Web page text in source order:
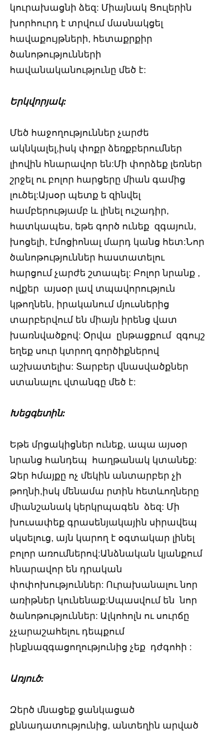
կուրախացնի ձեզ: Միայնակ Ցուլերին
խորհուրդ է տրվում մասնակցել
հավաքույթների, հետաքրքիր
ծանոթությունների
հավանականությունը մեծ է:
Երկվորյակ:
Մեծ հաջողություններ չարժե
ակնկալել,իսկ փոքր ձեռքբերումներ
լիովին հնարավոր են:Մի փորձեք լեռներ
շրջել ու բոլոր հարցերը միան գամից
լուծել:Այսօր պետք ե զինվել
համբերությամբ և լինել ուշադիր,
հատկապես, եթե գործ ունեք զգայուն,
խոցելի, էմոցիոնալ մարդ կանց հետ:Նոր
ծանոթություններ հաստատելու
հարցում չարժե շտապել: Բոլոր նրանք ,
ովքեր այսօր լավ տպավորություն
կթողնեն, իրականում մյուսներից
տարբերվում են միայն իրենց վատ
խառնվածքով: Օրվա ընթացքում զգույշ
եղեք սուր կտրող գործիքներով
աշխատելիս: Տարբեր վնասվածքներ
ստանալու վտանգը մեծ է:
Խեցգետին:
Եթե մրցակիցներ ունեք, ապա այսօր
նրանց հանդեպ հաղթանակ կտանեք:
Ձեր հմայքը ոչ մեկին անտարբեր չի
թողնի,իսկ մենամա րտին հետևողները
միանշանակ կերկրպագեն ձեզ: Մի
խուսափեք գրասենյակային սիրավեպ
սկսելուց, այն կարող է օգտակար լինել
բոլոր առումներով:Անձնական կյանքում
հնարավոր են դրական
փոփոխություններ: Ուրախանալու նոր
առիթներ կունենաք:Սպասվում են նոր
ծանոթություններ: Ալկոհոլն ու սուրճը
չչարաշահելու դեպքում
ինքնազգացողությունից չեք դժգոհի :
Առյուծ:
Զերծ մնացեք ցանկացած
քննադատությունից, անտեղին արված